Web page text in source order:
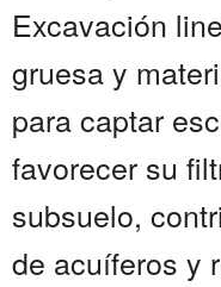
Excavación
gruesa y
para captar
favorecer su
subsuelo,
de acuíferos y